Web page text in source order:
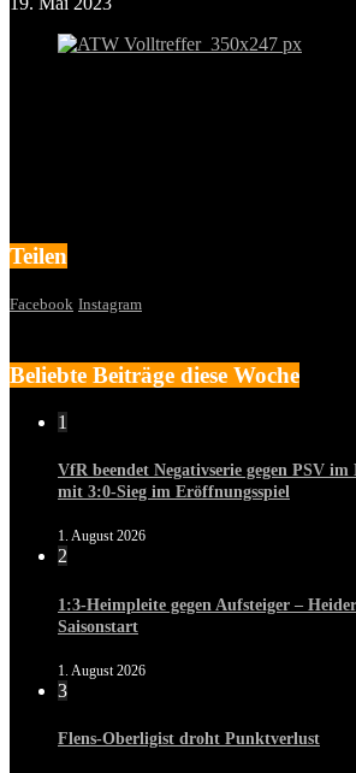
Teilen
Facebook Instagram
Beliebte Beiträge diese Woche
1
VfR beendet Negativserie gegen PSV
mit 3:0-Sieg im Eröffnungsspiel
1. August 2026
2
1:3-Heimpleite gegen Aufsteiger –
Saisonstart
1. August 2026
3
Flens-Oberligist droht Punktverlust